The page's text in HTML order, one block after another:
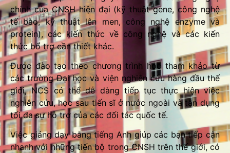
chính của CNSH hiện đại (kỹ thuật gene, công nghệ
tế bào, kỹ thuật lên men, công nghệ enzyme và
protein), các kiến thức về công nghệ và các kiến
thức bổ trợ cần thiết khác.
Được đào tạo theo chương trình học tham khảo từ
các trường Đại học và viện nghiên cứu hàng đầu thế
giới, NCS có thể dễ dàng tiếp tục thực hiện việc
nghiên cứu, học sau tiến sĩ ở nước ngoài và tận dụng
tối đa sự hỗ trợ của các đối tác quốc tế.
Việc giảng dạy bằng tiếng Anh giúp các bạn tiếp cận
nhanh với những tiến bộ trong CNSH trên thế giới, có